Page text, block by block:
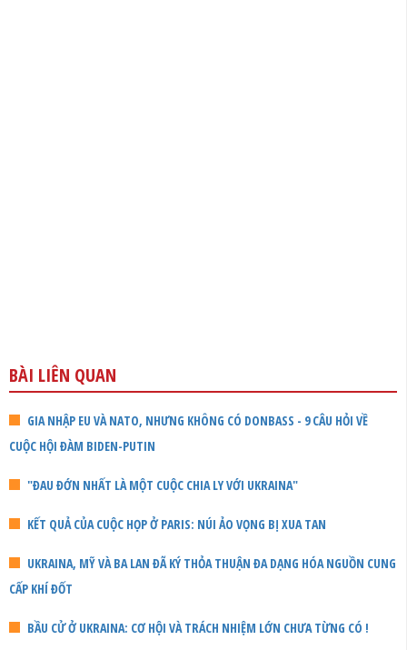
BÀI LIÊN QUAN
GIA NHẬP EU VÀ NATO, NHƯNG KHÔNG CÓ DONBASS - 9 CÂU HỎI VỀ
CUỘC HỘI ĐÀM BIDEN-PUTIN
"ĐAU ĐỚN NHẤT LÀ MỘT CUỘC CHIA LY VỚI UKRAINA"
KẾT QUẢ CỦA CUỘC HỌP Ở PARIS: NÚI ẢO VỌNG BỊ XUA TAN
UKRAINA, MỸ VÀ BA LAN ĐÃ KÝ THỎA THUẬN ĐA DẠNG HÓA NGUỒN CUNG
CẤP KHÍ ĐỐT
BẦU CỬ Ở UKRAINA: CƠ HỘI VÀ TRÁCH NHIỆM LỚN CHƯA TỪNG CÓ !